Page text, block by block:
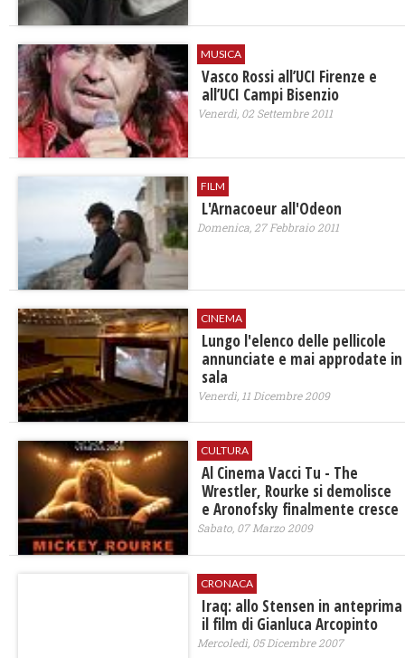
MUSICA
Vasco Rossi all’UCI Firenze e
all’UCI Campi Bisenzio
Venerdì, 02 Settembre 2011
FILM
L'Arnacoeur all'Odeon
Domenica, 27 Febbraio 2011
CINEMA
Lungo l'elenco delle pellicole
annunciate e mai approdate in
sala
Venerdì, 11 Dicembre 2009
CULTURA
Al Cinema Vacci Tu - The
Wrestler, Rourke si demolisce
e Aronofsky finalmente cresce
Sabato, 07 Marzo 2009
CRONACA
Iraq: allo Stensen in anteprima
il film di Gianluca Arcopinto
Mercoledì, 05 Dicembre 2007